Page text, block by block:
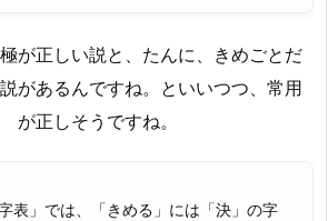
が正しい説と、たんに、きめごとだ
があるんですね。といいつつ、常用
正しそうですね。
表」では、「きめる」には「決」の字